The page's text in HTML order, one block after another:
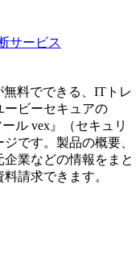
サービス
料でできる、ITトレ
ービーセキュアの
ル vex 』（セキュリ
です。製品の概要、
業などの情報をまと
請求できます。